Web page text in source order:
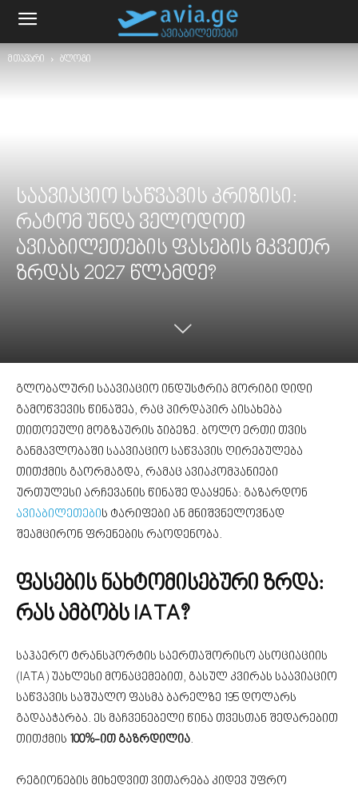
მთავარი ბლოგი
საავიაციო საწვავის კრიზისი:
რატომ უნდა ველოდოთ
ავიაბილეთების ფასების მკვეთრ
ზრდას 2027 წლამდე?
გლობალური საავიაციო ინდუსტრია მორიგი დიდი
გამოწვევის წინაშეა, რაც პირდაპირ აისახება
თითოეული მოგზაურის ჯიბეზე. ბოლო ერთი თვის
განმავლობაში საავიაციო საწვავის ღირებულება
თითქმის გაორმაგდა, რამაც ავიაკომპანიები
ურთულესი არჩევანის წინაშე დააყენა: გაზარდონ
ავიაბილეთების ტარიფები ან მნიშვნელოვნად
შეამცირონ ფრენების რაოდენობა.
ფასების ნახტომისებური ზრდა:
რას ამბობს IATA?
საჰაერო ტრანსპორტის საერთაშორისო ასოციაციის
(IATA) უახლესი მონაცემებით, გასულ კვირას საავიაციო
საწვავის საშუალო ფასმა ბარელზე 195 დოლარს
გადააჭარბა. ეს მაჩვენებელი წინა თვესთან შედარებით
თითქმის 100%-ით გაზრდილია.
რეგიონების მიხედვით ვითარება კიდევ უფრო